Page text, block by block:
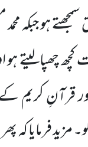
ہو جبکہ
چھپالیتے ہو
قرآنِ کریم
مزید فرمایا کہ